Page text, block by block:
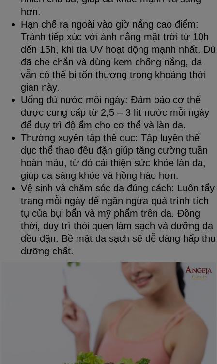
hơn.
Hạn chế ra ngoài vào giờ nắng cao điểm:
Tránh tiếp xúc với ánh nắng mặt trời từ 10h
đến 15h, khi tia UV hoạt động mạnh nhất. Dù
đã che chắn và dùng kem chống nắng, da
vẫn có thể bị tổn thương trong khoảng thời
gian này.
Uống đủ nước mỗi ngày: Đảm bảo cơ thể
được cung cấp từ 2,5 – 3 lít nước mỗi ngày
để duy trì độ ẩm cho cơ thể và làn da.
Thường xuyên tập thể dục: Tập luyện thể
dục thể thao đều đặn giúp tăng cường tuần
hoàn máu, từ đó cải thiện sức khỏe làn da,
giúp da sáng khỏe và hồng hào hơn.
Vệ sinh và chăm sóc da đúng cách: Luôn tẩy
trang mỗi ngày để ngăn ngừa quá trình tích
tụ của bụi bẩn và mỹ phẩm trên da. Đồng
thời, duy trì thói quen làm sạch và dưỡng da
đều đặn. Bề mặt da sạch sẽ dễ dàng hấp thu
dưỡng chất.